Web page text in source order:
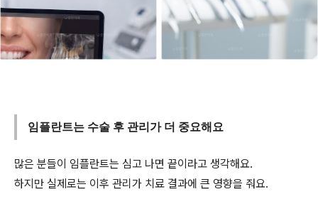
임플란트는 수술 후 관리가 더 중요해요
많은 분들이 임플란트는 심고 나면 끝이라고 생각해요.
하지만 실제로는 이후 관리가 치료 결과에 큰 영향을 줘요.